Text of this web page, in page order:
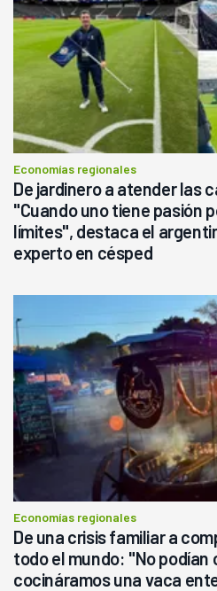
Economías regionales
De jardinero a atender las
"Cuando uno tiene pasión
límites", destaca el
experto en césped
Economías regionales
De una crisis familiar a
todo el mundo: "No podían
cocináramos una vaca